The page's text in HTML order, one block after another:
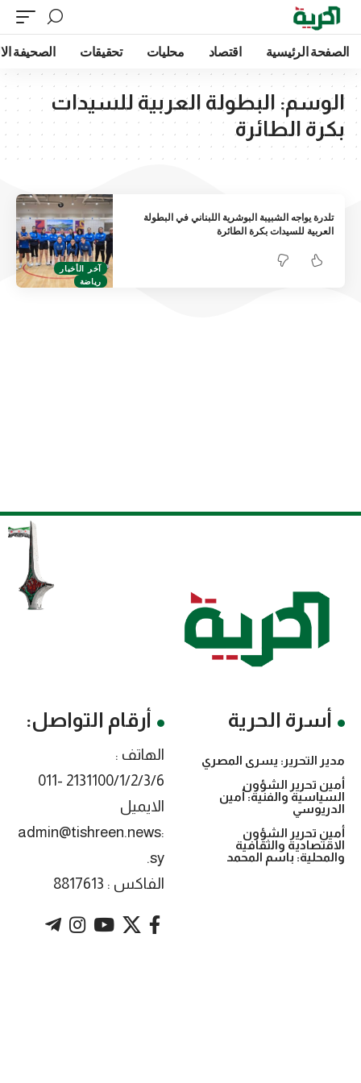
الصفحة الرئيسية اقتصاد محليات تحقيقات الصحيفة
الوسم: البطولة العربية للسيدات
بكرة الطائرة
آخر الأخبار
رياضة
تلدرة يواجه الشبيبة البوشرية اللبناني في البطولة
العربية للسيدات بكرة الطائرة
أسرة الحرية
مدير التحرير: يسرى المصري
أمين تحرير الشؤون
السياسية والفنية: أمين
الدريوسي
أمين تحرير الشؤون
الاقتصادية والثقافية
والمحلية: باسم المحمد
أرقام التواصل:
الهاتف :
2131100/1/2/3/6 -011
الايميل
:admin@tishreen.news
.sy
الفاكس : 8817613